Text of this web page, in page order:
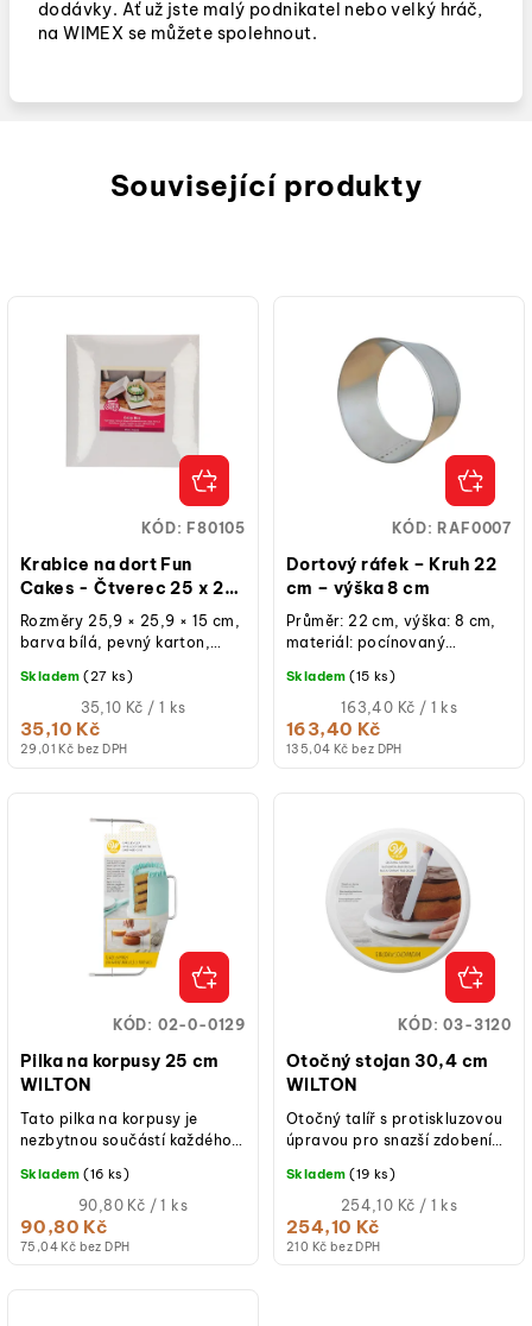
dodávky. Ať už jste malý podnikatel nebo velký hráč,
na WIMEX se můžete spolehnout.
Související produkty
Krabice na dort Fun
Cakes - Čtverec 25 x 25
x 15 cm
29,01 Kč bez DPH
35,10 Kč
Měrná
cena:
(jednotková
35,10 Kč / 1 ks
Skladem (27 ks)
Rozměry 25,9 × 25,9 × 15 cm,
barva bílá, pevný karton,
znovupoužitelná při běžném
použití, balení 1 ks.
KÓD: F80105
Dortový ráfek – Kruh 22
cm – výška 8 cm
135,04 Kč bez DPH
163,40 Kč
Měrná
cena:
(jednotková
163,40 Kč / 1 ks
Skladem (15 ks)
Průměr: 22 cm, výška: 8 cm,
materiál: pocínovaný
pro krátkodobý styk s...
KÓD: RAF0007
Pilka na korpusy 25 cm
WILTON
75,04 Kč bez DPH
90,80 Kč
Měrná
cena:
(jednotková
90,80 Kč / 1 ks
Skladem (16 ks)
Tato pilka na korpusy je
nezbytnou součástí každého
tímto snadno použitelným
nástrojem...
KÓD: 02-0-0129
Otočný stojan 30,4 cm
WILTON
210 Kč bez DPH
254,10 Kč
Měrná
cena:
(jednotková
254,10 Kč / 1 ks
Skladem (19 ks)
Otočný talíř s protiskluzovou
úpravou pro snazší zdobení
upečený dort na tomto...
KÓD:03-3120